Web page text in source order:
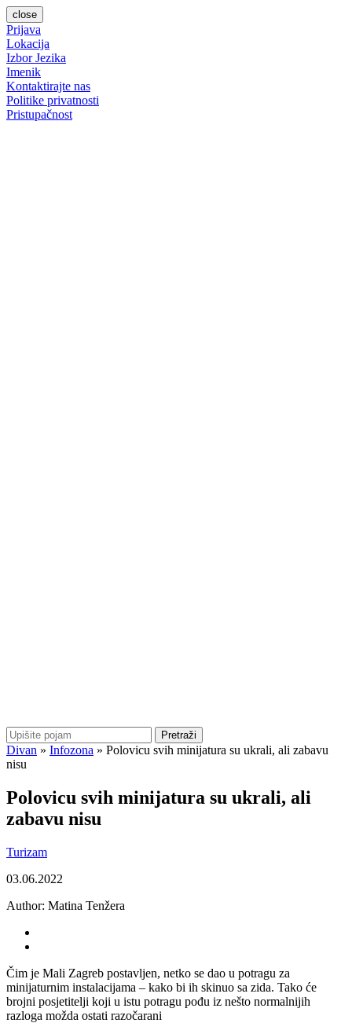
close
Prijava
Lokacija
Izbor Jezika
Imenik
Kontaktirajte nas
Politike privatnosti
Pristupačnost
Pretraži
Divan » Infozona » Polovicu svih minijatura su ukrali, ali zabavu
nisu
Polovicu svih minijatura su ukrali, ali
zabavu nisu
Turizam
03.06.2022
Author: Matina Tenžera
Čim je Mali Zagreb postavljen, netko se dao u potragu za
minijaturnim instalacijama – kako bi ih skinuo sa zida. Tako će
brojni posjetitelji koji u istu potragu pođu iz nešto normalnijih
razloga možda ostati razočarani